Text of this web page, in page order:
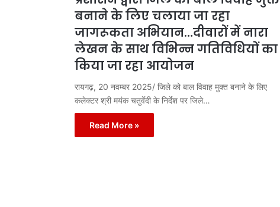
बनाने के लिए चलाया जा रहा
जागरूकता अभियान…दीवारों में नारा
लेखन के साथ विभिन्न गतिविधियों का
किया जा रहा आयोजन
रायगढ़, 20 नवम्बर 2025/ जिले को बाल विवाह मुक्त बनाने के लिए
कलेक्टर श्री मयंक चतुर्वेदी के निर्देश पर जिले…
Read More »